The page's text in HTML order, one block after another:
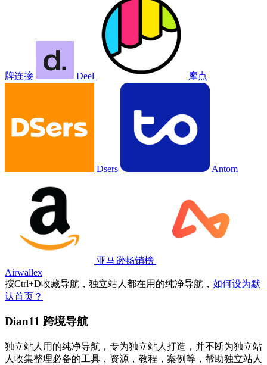
牌连接 Deel 摩点
Dsers Antom
亚马逊畅销榜
Airwallex
按Ctrl+D收藏导航，独立站人都在用的纯净导航， 如何设为默
认首页？
Dian11 跨境导航
独立站人用的纯净导航，专为独立站人打造，并不断为独立站
人收集整理必备的工具，资源，教程，案例等，帮助独立站人